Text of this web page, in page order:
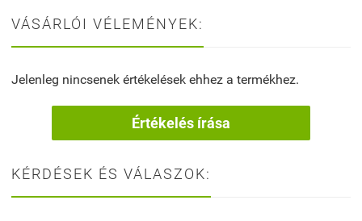
VÁSÁRLÓI VÉLEMÉNYEK:
Jelenleg nincsenek értékelések ehhez a termékhez.
Értékelés írása
KÉRDÉSEK ÉS VÁLASZOK: